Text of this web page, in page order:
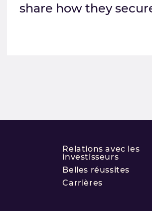
share how they
Relations avec les
investisseurs
Belles réussites
Carrières